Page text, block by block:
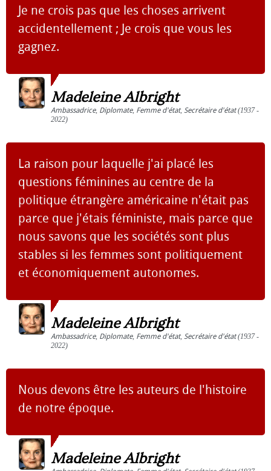
Je ne crois pas que les choses arrivent
accidentellement ; Je crois que vous les
gagnez.
Madeleine Albright
Ambassadrice, Diplomate, Femme d'état, Secrétaire d'état(1937 -
2022)
La raison pour laquelle j'ai placé les
questions féminines au centre de la
politique étrangère américaine n'était pas
parce que j'étais féministe, mais parce que
nous savons que les sociétés sont plus
stables si les femmes sont politiquement
et économiquement autonomes.
Madeleine Albright
Ambassadrice, Diplomate, Femme d'état, Secrétaire d'état(1937 -
2022)
Nous devons être les auteurs de l'histoire
de notre époque.
Madeleine Albright